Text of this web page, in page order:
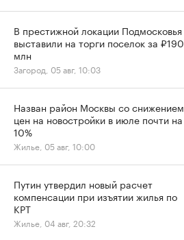
В престижной локации Подмосковья
выставили на торги поселок за ₽190
млн
Загород, 05 авг, 10:03
Назван район Москвы со снижением
цен на новостройки в июле почти на
10%
Жилье, 05 авг, 10:00
Путин утвердил новый расчет
компенсации при изъятии жилья по
КРТ
Жилье, 04 авг, 20:32